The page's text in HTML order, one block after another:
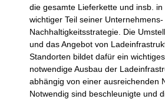
die gesamte Lieferkette und insb.
wichtiger Teil seiner Unternehmens-
Nachhaltigkeitsstrategie. Die
und das Angebot von
Standorten bildet dafür ein
notwendige Ausbau der
abhängig von einer ausreichenden
Notwendig sind beschleunigte und